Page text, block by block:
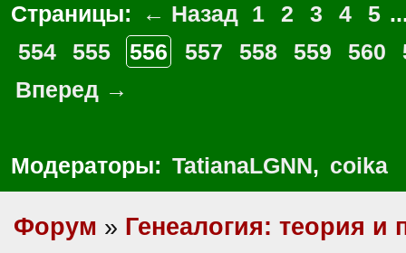
Страницы: ← Назад 1 2 3 4 5
554
555 556 557 558 559 560
Вперед →
Модераторы: TatianaLGNN, coika
Форум » Генеалогия: теория и